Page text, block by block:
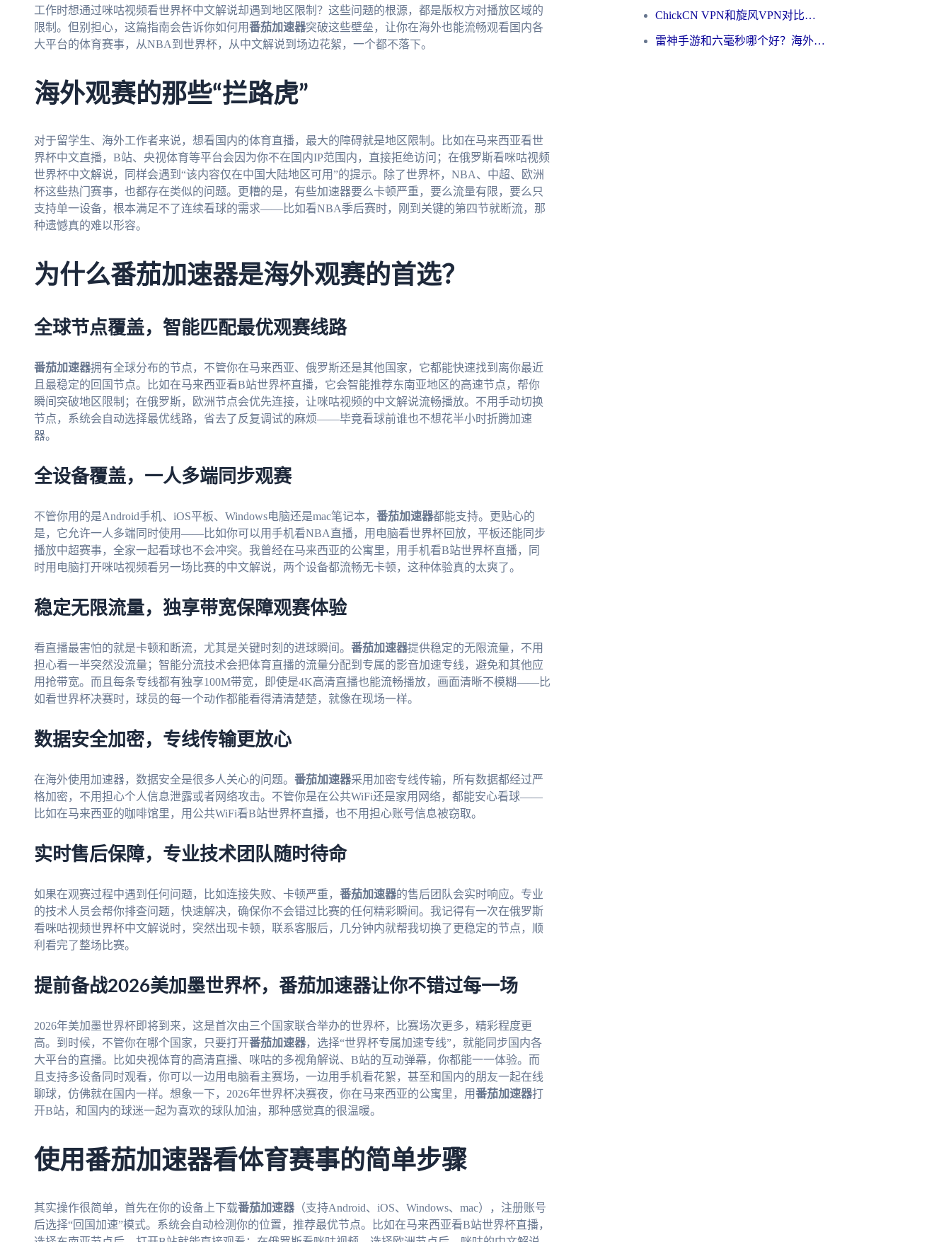
工作时想通过咪咕视频看世界杯中文解说却遇到地区限制？这些问题的根源，都是版权方对播放区域的
限制。但别担心，这篇指南会告诉你如何用番茄加速器突破这些壁垒，让你在海外也能流畅观看国内各
大平台的体育赛事，从NBA到世界杯，从中文解说到场边花絮，一个都不落下。
海外观赛的那些“拦路虎”
对于留学生、海外工作者来说，想看国内的体育直播，最大的障碍就是地区限制。比如在马来西亚看世
界杯中文直播，B站、央视体育等平台会因为你不在国内IP范围内，直接拒绝访问；在俄罗斯看咪咕视频
世界杯中文解说，同样会遇到“该内容仅在中国大陆地区可用”的提示。除了世界杯，NBA、中超、欧洲
杯这些热门赛事，也都存在类似的问题。更糟的是，有些加速器要么卡顿严重，要么流量有限，要么只
支持单一设备，根本满足不了连续看球的需求——比如看NBA季后赛时，刚到关键的第四节就断流，那
种遗憾真的难以形容。
为什么番茄加速器是海外观赛的首选？
全球节点覆盖，智能匹配最优观赛线路
番茄加速器拥有全球分布的节点，不管你在马来西亚、俄罗斯还是其他国家，它都能快速找到离你最近
且最稳定的回国节点。比如在马来西亚看B站世界杯直播，它会智能推荐东南亚地区的高速节点，帮你
瞬间突破地区限制；在俄罗斯，欧洲节点会优先连接，让咪咕视频的中文解说流畅播放。不用手动切换
节点，系统会自动选择最优线路，省去了反复调试的麻烦——毕竟看球前谁也不想花半小时折腾加速
器。
全设备覆盖，一人多端同步观赛
不管你用的是Android手机、iOS平板、Windows电脑还是mac笔记本， 番茄加速器都能支持。更贴心的
是，它允许一人多端同时使用——比如你可以用手机看NBA直播，用电脑看世界杯回放，平板还能同步
播放中超赛事，全家一起看球也不会冲突。我曾经在马来西亚的公寓里，用手机看B站世界杯直播，同
时用电脑打开咪咕视频看另一场比赛的中文解说，两个设备都流畅无卡顿，这种体验真的太爽了。
稳定无限流量，独享带宽保障观赛体验
看直播最害怕的就是卡顿和断流，尤其是关键时刻的进球瞬间。 番茄加速器提供稳定的无限流量，不用
担心看一半突然没流量；智能分流技术会把体育直播的流量分配到专属的影音加速专线，避免和其他应
用抢带宽。而且每条专线都有独享100M带宽，即使是4K高清直播也能流畅播放，画面清晰不模糊——比
如看世界杯决赛时，球员的每一个动作都能看得清清楚楚，就像在现场一样。
数据安全加密，专线传输更放心
在海外使用加速器，数据安全是很多人关心的问题。 番茄加速器采用加密专线传输，所有数据都经过严
格加密，不用担心个人信息泄露或者网络攻击。不管你是在公共WiFi还是家用网络，都能安心看球——
比如在马来西亚的咖啡馆里，用公共WiFi看B站世界杯直播，也不用担心账号信息被窃取。
实时售后保障，专业技术团队随时待命
如果在观赛过程中遇到任何问题，比如连接失败、卡顿严重， 番茄加速器的售后团队会实时响应。专业
的技术人员会帮你排查问题，快速解决，确保你不会错过比赛的任何精彩瞬间。我记得有一次在俄罗斯
看咪咕视频世界杯中文解说时，突然出现卡顿，联系客服后，几分钟内就帮我切换了更稳定的节点，顺
利看完了整场比赛。
提前备战2026美加墨世界杯，番茄加速器让你不错过每一场
2026年美加墨世界杯即将到来，这是首次由三个国家联合举办的世界杯，比赛场次更多，精彩程度更
高。到时候，不管你在哪个国家，只要打开番茄加速器，选择“世界杯专属加速专线”，就能同步国内各
大平台的直播。比如央视体育的高清直播、咪咕的多视角解说、B站的互动弹幕，你都能一一体验。而
且支持多设备同时观看，你可以一边用电脑看主赛场，一边用手机看花絮，甚至和国内的朋友一起在线
聊球，仿佛就在国内一样。想象一下，2026年世界杯决赛夜，你在马来西亚的公寓里，用番茄加速器打
开B站，和国内的球迷一起为喜欢的球队加油，那种感觉真的很温暖。
使用番茄加速器看体育赛事的简单步骤
其实操作很简单，首先在你的设备上下载番茄加速器（支持Android、iOS、Windows、mac），注册账号
后选择“回国加速”模式。系统会自动检测你的位置，推荐最优节点。比如在马来西亚看B站世界杯直播，
ChickCN VPN和旋风VPN对比哪个回国效果更好？海外用户的选择困境与出路
雷神手游和六毫秒哪个好？海外党如何真正解锁国内资源